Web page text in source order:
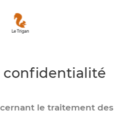
confidentialité
le traitement des